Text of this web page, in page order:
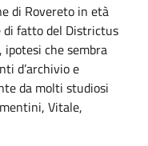
di Rovereto in età
di fatto del Districtus
ipotesi che sembra
d’archivio e
da molti studiosi
Vitale,